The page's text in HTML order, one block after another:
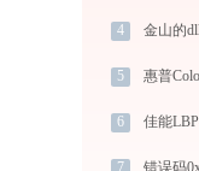
4
5 惠普
6
7 错误码